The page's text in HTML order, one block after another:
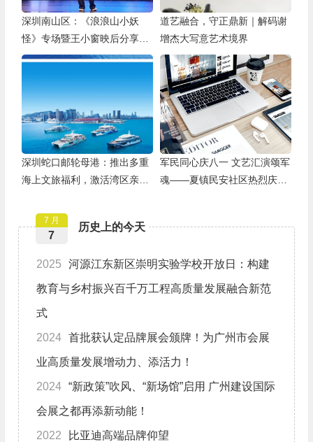
深圳南山区：《浪浪山小妖
怪》专场暨王小窗映后分享会
举办
道艺融合，守正鼎新｜解码谢
增杰大写意艺术境界
深圳蛇口邮轮母港：推出多重
海上文旅福利，激活湾区亲子
军民同心庆八一 文艺汇演颂军
魂——夏镇民安社区热烈庆祝
历史上的今天
7 月
7
2025 河源江东新区崇明实验学校开放日：构建
教育与乡村振兴百千万工程高质量发展融合新范
式
2024 首批获认定品牌展会颁牌！为广州市会展
业高质量发展增动力、添活力！
2024 “新政策”吹风、“新场馆”启用 广州建设国际
会展之都再添新动能！
2022 比亚迪高端品牌仰望